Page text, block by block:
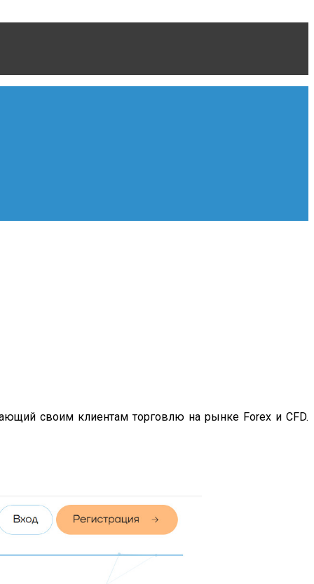
своим клиентам торговлю на рынке Forex и CFD.